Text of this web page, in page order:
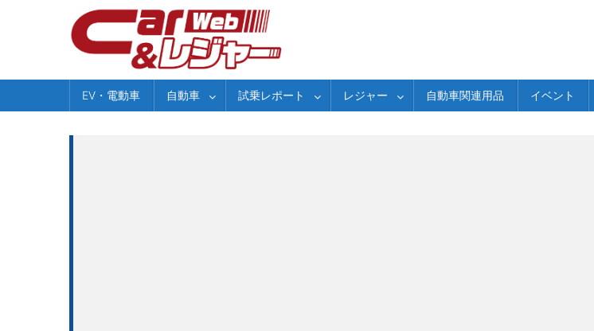
EV・電動車 自動車 試乗レポート レジャー 自動車関連用品 イベント